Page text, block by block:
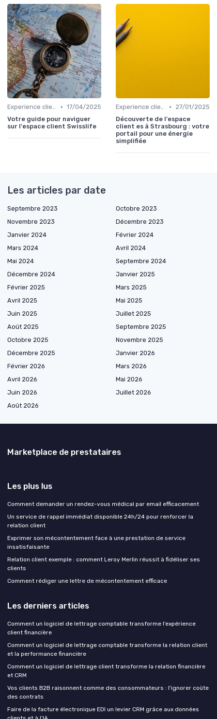
Experience client • 17/04/2025
Votre guide pour naviguer
sur l'espace client Swisslife
Experience client •
27/01/2025
Découverte de l'espace
client es à Strasbourg : votre
portail pour une énergie
simplifiée
Les articles par date
Septembre 2023
Octobre 2023
Novembre 2023
Décembre 2023
Janvier 2024
Février 2024
Mars 2024
Avril 2024
Mai 2024
Septembre 2024
Décembre 2024
Janvier 2025
Février 2025
Mars 2025
Avril 2025
Mai 2025
Juin 2025
Juillet 2025
Août 2025
Septembre 2025
Octobre 2025
Novembre 2025
Décembre 2025
Janvier 2026
Février 2026
Mars 2026
Avril 2026
Mai 2026
Juin 2026
Juillet 2026
Août 2026
Marketplace de prestataires
Les plus lus
Comment demander un rendez-vous médical par email efficacement
Un service de rappel immédiat disponible 24h/24 pour renforcer la
relation client
Exprimer son mécontentement face à une prestation de service
insatisfaisante
Relation client exemple : comment Leroy Merlin réussit à fidéliser ses
clients
Comment rédiger une lettre de mécontentement efficace
Les derniers articles
Comment un logiciel de lettrage comptable transforme l’expérience
client financière
Comment un logiciel de lettrage comptable transforme la relation client
et la performance financière
Comment un logiciel de lettrage client transforme la relation financière
et CRM
Vos clients B2B raisonnent comme des consommateurs : l'ignorer coûte
des contrats
Faire de la facture électronique EDI un levier CRM grâce aux données